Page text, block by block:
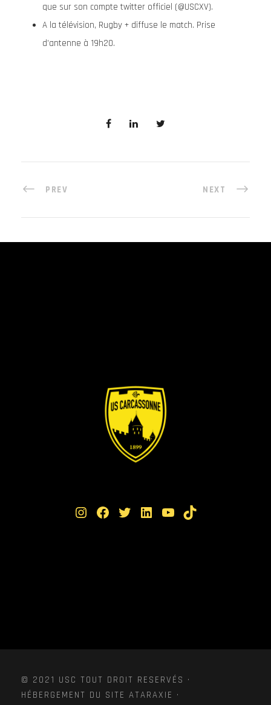
que sur son compte twitter officiel (@USCXV).
A la télévision, Rugby + diffuse le match. Prise
d’antenne à 19h20.
PREV NEXT
Instagram Facebook Twitter LinkedIn YouTube TikTok
© 2021 USC TOUT DROIT RESERVÉS ·
HÉBERGEMENT DU SITE ATARAXIE ·